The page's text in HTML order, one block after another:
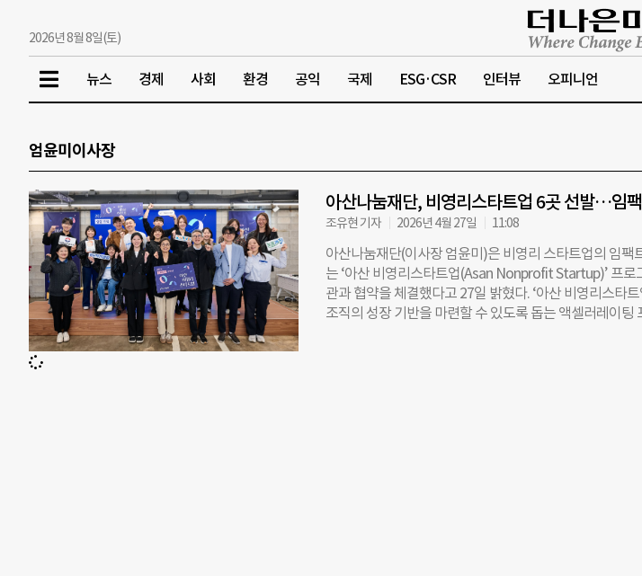
2026년 8월 8일(토)
뉴스 경제 사회 환경 공익 국제 ESG·CSR 인터뷰 오피니언
엄윤미이사장
아산나눔재단, 비영리스타트업 6곳 선발…임
조유현 기자 2026년 4월 27일 11:08
아산나눔재단(이사장 엄윤미)은 비영리 스타트업의 임팩
는 ‘아산 비영리스타트업(Asan Nonprofit Startup)’ 프로
관과 협약을 체결했다고 27일 밝혔다. ‘아산 비영리스타
조직의 성장 기반을 마련할 수 있도록 돕는 액셀러레이팅